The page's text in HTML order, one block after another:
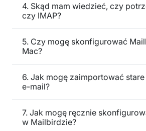
4. Skąd mam wiedzieć, czy
czy IMAP?
5. Czy mogę skonfigurować
Mac?
6. Jak mogę zaimportować
e-mail?
7. Jak mogę ręcznie
w Mailbirdzie?